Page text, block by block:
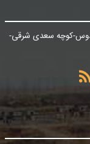
کوچه سعدی شرقی-